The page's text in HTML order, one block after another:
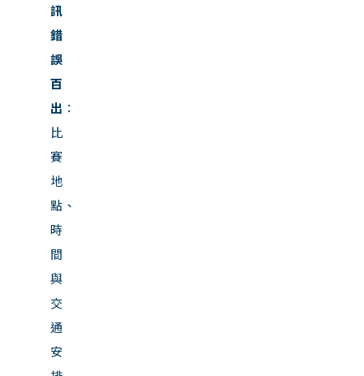
訊
錯
誤
百
出 ：
比
賽
地
點、
時
間
與
交
通
安